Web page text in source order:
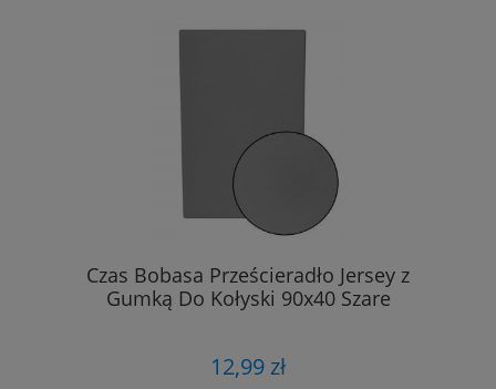
Czas Bobasa Prześcieradło Jersey z
Gumką Do Kołyski 90x40 Szare
12,99 zł